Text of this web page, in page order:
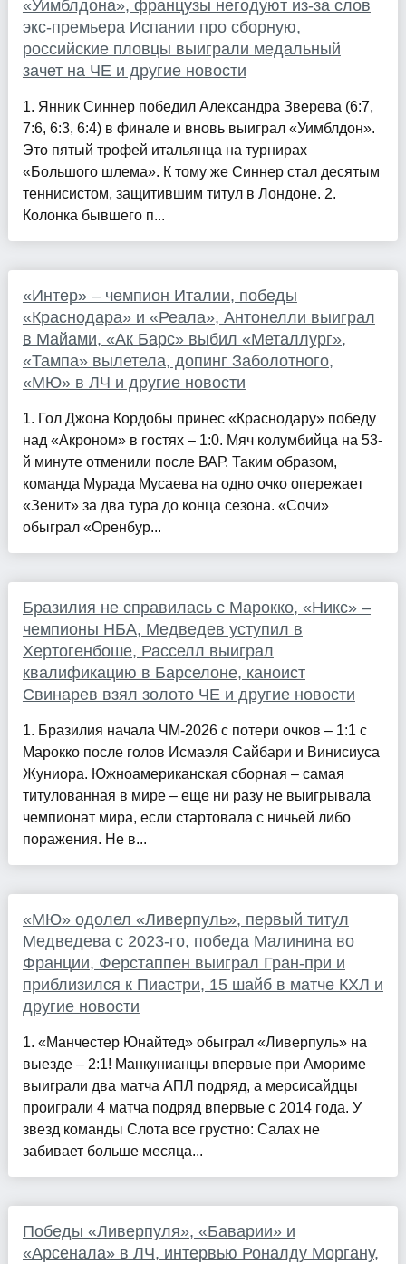
«Уимблдона», французы негодуют из-за слов
экс-премьера Испании про сборную,
российские пловцы выиграли медальный
зачет на ЧЕ и другие новости
1. Янник Синнер победил Александра Зверева (6:7,
7:6, 6:3, 6:4) в финале и вновь выиграл «Уимблдон».
Это пятый трофей итальянца на турнирах
«Большого шлема». К тому же Синнер стал десятым
теннисистом, защитившим титул в Лондоне. 2.
Колонка бывшего п...
«Интер» – чемпион Италии, победы
«Краснодара» и «Реала», Антонелли выиграл
в Майами, «Ак Барс» выбил «Металлург»,
«Тампа» вылетела, допинг Заболотного,
«МЮ» в ЛЧ и другие новости
1. Гол Джона Кордобы принес «Краснодару» победу
над «Акроном» в гостях – 1:0. Мяч колумбийца на 53-
й минуте отменили после ВАР. Таким образом,
команда Мурада Мусаева на одно очко опережает
«Зенит» за два тура до конца сезона. «Сочи»
обыграл «Оренбур...
Бразилия не справилась с Марокко, «Никс» –
чемпионы НБА, Медведев уступил в
Хертогенбоше, Расселл выиграл
квалификацию в Барселоне, каноист
Свинарев взял золото ЧЕ и другие новости
1. Бразилия начала ЧМ-2026 с потери очков – 1:1 с
Марокко после голов Исмаэля Сайбари и Винисиуса
Жуниора. Южноамериканская сборная – самая
титулованная в мире – еще ни разу не выигрывала
чемпионат мира, если стартовала с ничьей либо
поражения. Не в...
«МЮ» одолел «Ливерпуль», первый титул
Медведева с 2023-го, победа Малинина во
Франции, Ферстаппен выиграл Гран-при и
приблизился к Пиастри, 15 шайб в матче КХЛ и
другие новости
1. «Манчестер Юнайтед» обыграл «Ливерпуль» на
выезде – 2:1! Манкунианцы впервые при Амориме
выиграли два матча АПЛ подряд, а мерсисайдцы
проиграли 4 матча подряд впервые с 2014 года. У
звезд команды Слота все грустно: Салах не
забивает больше месяца...
Победы «Ливерпуля», «Баварии» и
«Арсенала» в ЛЧ, интервью Роналду Моргану,